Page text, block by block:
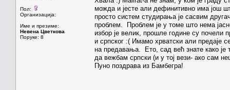
Пол:
Организација:
Име и презиме:
Невена Цветкова
Поруке: 8
можда и јесте али дефинитивно има још
просто систем студирања је сасвим
проблем. Проблем је у томе што нема
избор је велик, прошле године су почели
и српског :( Имамо хрватски али предаје
на предавања. Ето, сад већ знате како је
да вежбам српски (и у тој вези- ако сам
Пуно поздрава из Бамбегра!